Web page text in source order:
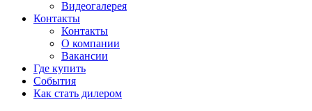
Видеогалерея
Контакты
Контакты
О компании
Вакансии
Где купить
События
Как стать дилером